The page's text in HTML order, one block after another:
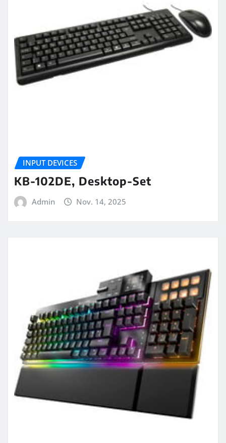
INPUT DEVICES
KB-102DE, Desktop-Set
Admin Nov. 14, 2025